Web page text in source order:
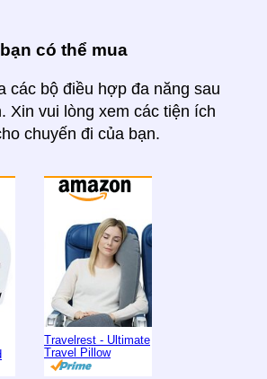
có thể mua
các bộ điều hợp đa năng sau
Xin vui lòng xem các tiện ích
chuyến đi của bạn.
Travelrest - Ultimate
Travel Pillow